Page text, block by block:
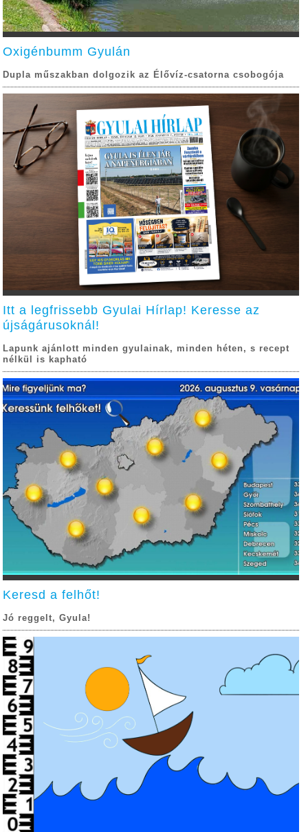
Oxigénbumm Gyulán
Dupla műszakban dolgozik az Élővíz-csatorna csobogója
Itt a legfrissebb Gyulai Hírlap! Keresse az
újságárusoknál!
Lapunk ajánlott minden gyulainak, minden héten, s recept
nélkül is kapható
Keresd a felhőt!
Jó reggelt, Gyula!